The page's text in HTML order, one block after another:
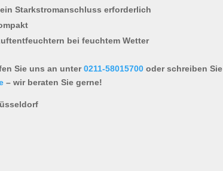
Starkstromanschluss erforderlich
bei feuchtem Wetter
Sie uns an unter0211-58015700 oder schreiben Sie
– wir beraten Sie gerne!